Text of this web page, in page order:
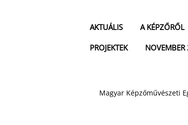
AKTUÁLIS A KÉPZŐRŐL
PROJEKTEK
Magyar Képzőművészeti